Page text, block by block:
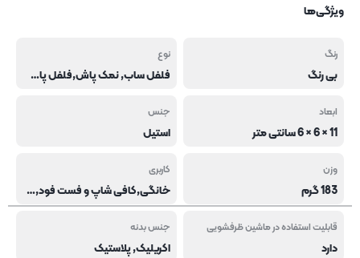
ویژگی‌ها
رنگ
بی رنگ
نوع
فلفل ساب, نمک پاش,فلفل پاش,سماق پاش
ابعاد
11 × 6 × 6 سانتی متر
جنس
استیل
وزن
183 گرم
کاربری
خانگی,کافی شاپ و فست فود,هتل و رستوران
قابلیت استفاده در ماشین ظرفشویی
دارد
جنس بدنه
اکریلیک, پلاستیک